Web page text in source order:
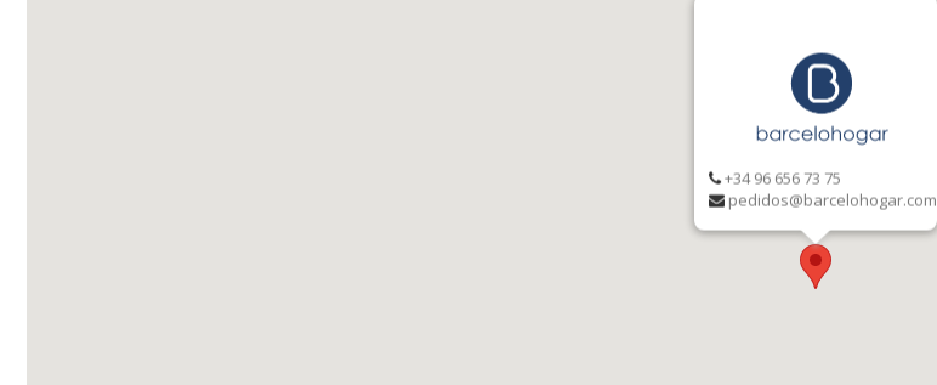
+34 96 656 73 75
pedidos@barcelohogar.com